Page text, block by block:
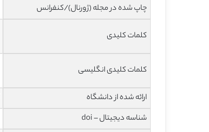
چاپ شده در مجله (ژورنال)/کنفرانس
کلمات کلیدی
کلمات کلیدی انگلیسی
ارائه شده از دانشگاه
شناسه دیجیتال – doi